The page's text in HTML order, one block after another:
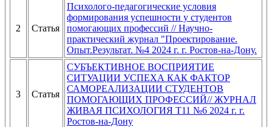
2 Статья
Психолого-педагогические условия
формирования успешности у студентов
помогающих профессий // Научно-
практический журнал "Проектирование.
Опыт.Результат. №4 2024 г. г. Ростов-на-Дону.
3 Статья
СУБЪЕКТИВНОЕ ВОСПРИЯТИЕ
СИТУАЦИИ УСПЕХА КАК ФАКТОР
САМОРЕАЛИЗАЦИИ СТУДЕНТОВ
ПОМОГАЮЩИХ ПРОФЕССИЙ// ЖУРНАЛ
ЖИВАЯ ПСИХОЛОГИЯ Т11 №6 2024 г. г.
Ростов-на-Дону